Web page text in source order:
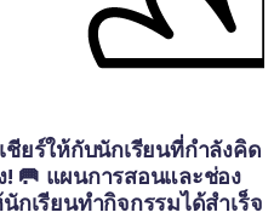
ชียร์ให้กับนักเรียนที่กำลังคิด
! 🥅 แผนการสอนและช่อง
เรียนทำกิจกรรมได้สำเร็จ